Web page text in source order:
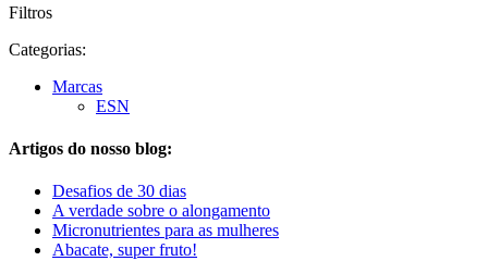
Filtros
Categorias:
Marcas
ESN
Artigos do nosso blog:
Desafios de 30 dias
A verdade sobre o alongamento
Micronutrientes para as mulheres
Abacate, super fruto!